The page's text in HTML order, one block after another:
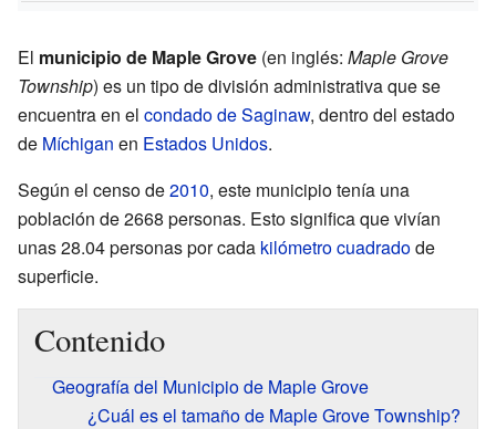
El municipio de Maple Grove (en inglés: Maple Grove
Township) es un tipo de división administrativa que se
encuentra en el condado de Saginaw, dentro del estado
de Míchigan en Estados Unidos.
Según el censo de2010, este municipio tenía una
población de 2668 personas. Esto significa que vivían
unas 28.04 personas por cada kilómetro cuadradode
superficie.
Contenido
Geografía del Municipio de Maple Grove
¿Cuál es el tamaño de Maple Grove Township?